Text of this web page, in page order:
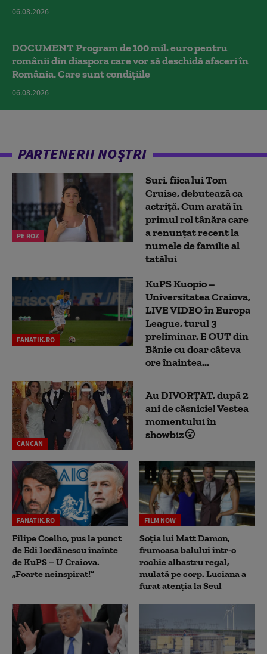
06.08.2026
DOCUMENT Program de 100 mil. euro pentru
românii din diaspora care vor să deschidă afaceri în
România. Care sunt condițiile
06.08.2026
PARTENERII NOȘTRI
PE ROZ
Suri, fiica lui Tom
Cruise, debutează ca
actriță. Cum arată în
primul rol tânăra care
a renunțat recent la
numele de familie al
tatălui
FANATIK.RO
KuPS Kuopio –
Universitatea Craiova,
LIVE VIDEO în Europa
League, turul 3
preliminar. E OUT din
Bănie cu doar câteva
ore înaintea...
CANCAN
Au DIVORȚAT, după 2
ani de căsnicie! Vestea
momentului în
showbiz😮
FANATIK.RO
Filipe Coelho, pus la punct
de Edi Iordănescu înainte
de KuPS – U Craiova.
„Foarte neinspirat!”
FILM NOW
Soția lui Matt Damon,
frumoasa balului într-o
rochie albastru regal,
mulată pe corp. Luciana a
furat atenția la Seul